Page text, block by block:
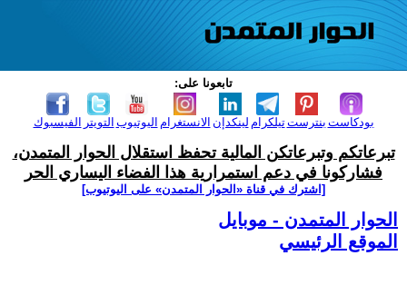
تابعونا على:
الفيسبوك التويتر اليوتيوب الانستغرام لينكدإن تيلكرامبنترست بودكاست
تبرعاتكم وتبرعاتكن المالية تحفظ استقلال الحوار المتمدن،
فشاركونا في دعم استمرارية هذا الفضاء اليساري الحر
[اشترك في قناة ‫«الحوار المتمدن» على اليوتيوب]
الحوار المتمدن - موبايل
الموقع الرئيسي